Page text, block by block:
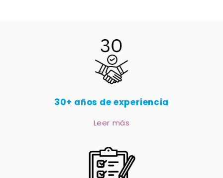
30+ años de experiencia
Leer más